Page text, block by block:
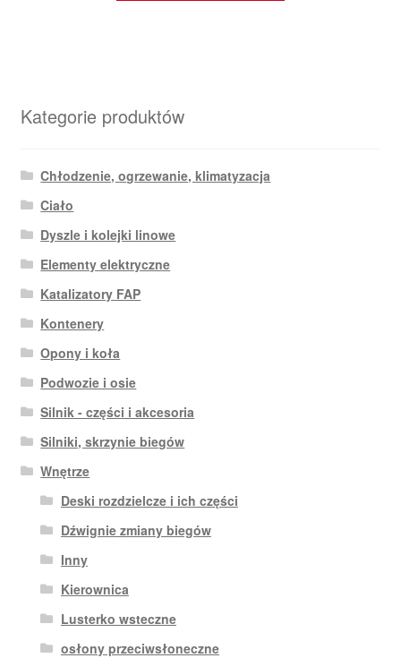
Kategorie produktów
Chłodzenie, ogrzewanie, klimatyzacja
Ciało
Dyszle i kolejki linowe
Elementy elektryczne
Katalizatory FAP
Kontenery
Opony i koła
Podwozie i osie
Silnik - części i akcesoria
Silniki, skrzynie biegów
Wnętrze
Deski rozdzielcze i ich części
Dźwignie zmiany biegów
Inny
Kierownica
Lusterko wsteczne
osłony przeciwsłoneczne